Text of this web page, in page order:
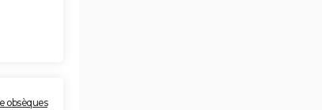
obsèques